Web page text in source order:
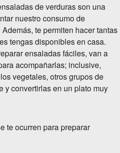
de verduras son una
nuestro consumo de
te permiten hacer tantas
tengas disponibles en casa.
ensaladas fáciles, van a
acompañarlas; inclusive,
vegetales, otros grupos de
y convertirlas en un plato muy
te ocurren para preparar